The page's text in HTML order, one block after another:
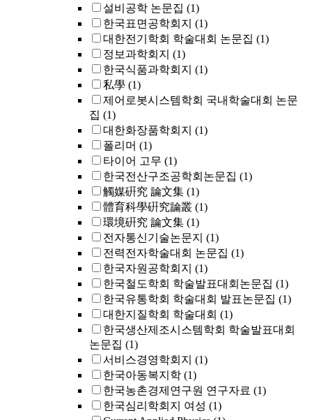
설비공학 논문집 (1)
한국표면공학회지 (1)
대한전기학회 학술대회 논문집 (1)
정보과학회지 (1)
한국식품과학회지 (1)
私學 (1)
제어로봇시스템학회 국내학술대회 논문
집 (1)
대한화장품학회지 (1)
폴리머 (1)
타이어 고무 (1)
한국전산구조공학회논문집 (1)
觸媒硏究 論文集 (1)
體育科學硏究論叢 (1)
環境硏究 論文集 (1)
전자통신기술논문지 (1)
전력전자학술대회 논문집 (1)
한국자원공학회지 (1)
한국철도학회 학술발표대회논문집 (1)
한국유통학회 학술대회 발표논문집 (1)
대한지질학회 학술대회 (1)
한국생산제조시스템학회 학술발표대회
논문집 (1)
서비스경영학회지 (1)
한국아동복지학 (1)
한국농촌경제연구원 연구자료 (1)
한국심리학회지 여성 (1)